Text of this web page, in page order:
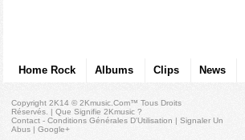
Home Rock Albums Clips News
Copyright 2K14 © 2Kmusic.com™Tous Droits
Réservés . |Que Signifie 2Kmusic ?
Contact - Conditions Générales D'Utilisation |Signaler Un
Abus |Google+